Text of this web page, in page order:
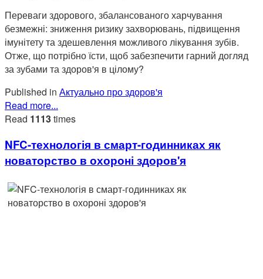
Переваги здорового, збалансованого харчування
безмежні: зниження ризику захворювань, підвищення
імунітету та здешевлення можливого лікування зубів.
Отже, що потрібно їсти, щоб забезпечити гарний догляд
за зубами та здоров'я в цілому?
Published in Актуально про здоров'я
Read more...
Read 1113times
NFC-технологія в смарт-годинниках як
новаторство в охороні здоров'я